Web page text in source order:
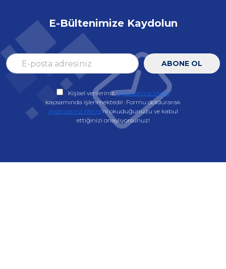
E-Bültenimize Kaydolun
ABONE OL
Kişisel verileriniz, Aydınlatma Metni
kapsamında işlenmektedir. Formu doldurarak
Aydınlatma Metni'ni okuduğunuzu ve kabul
ettiğinizi onaylıyorsunuz!